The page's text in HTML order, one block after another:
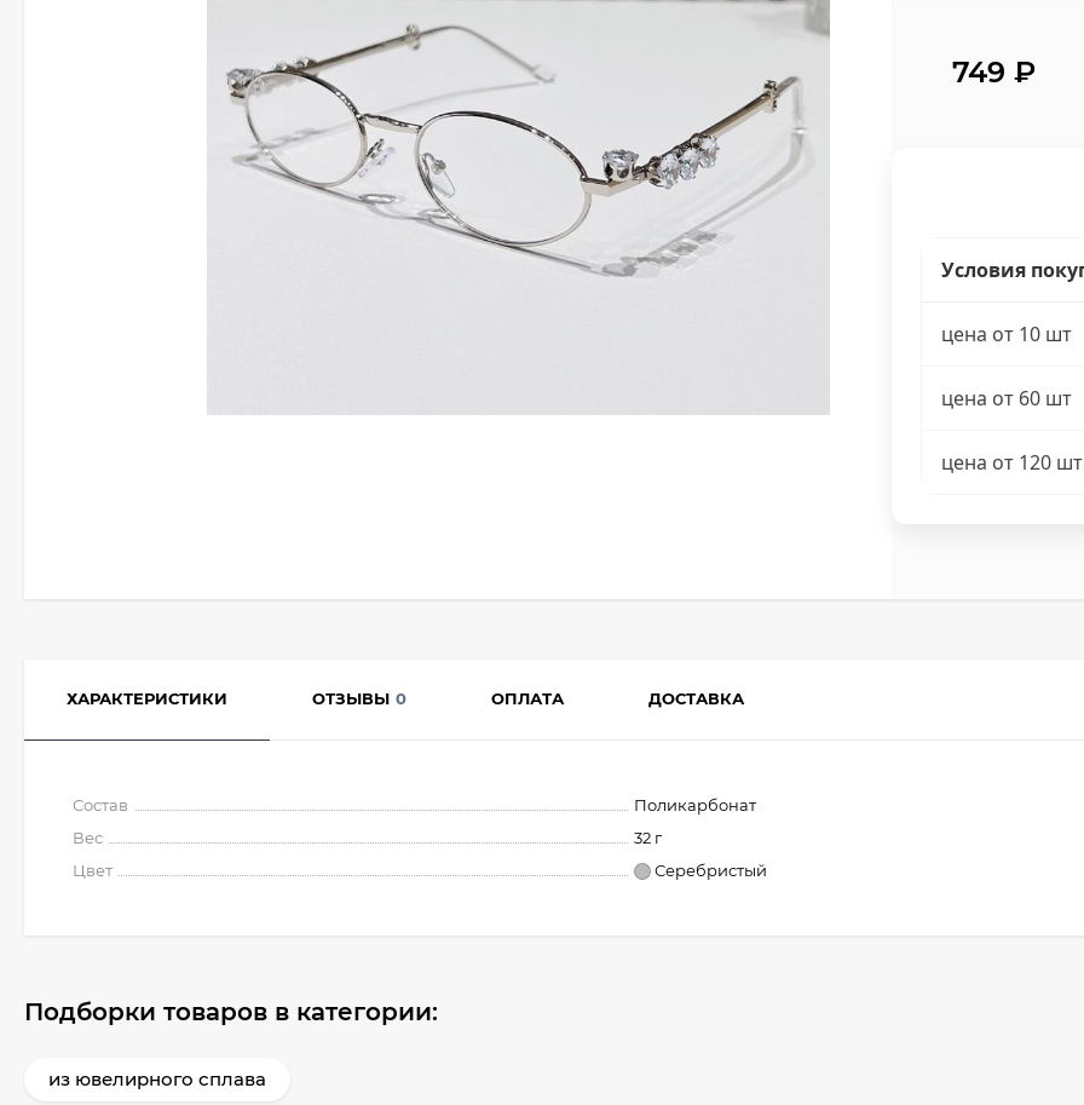
749₽
Условия
цена от 10 шт
цена от 60 шт
цена от 120 шт
ХАРАКТЕРИСТИКИ ОТЗЫВЫ 0 ОПЛАТА ДОСТАВКА
Состав
Поликарбонат
Вес
32 г
Цвет
Серебристый
Подборки товаров в категории:
из ювелирного сплава